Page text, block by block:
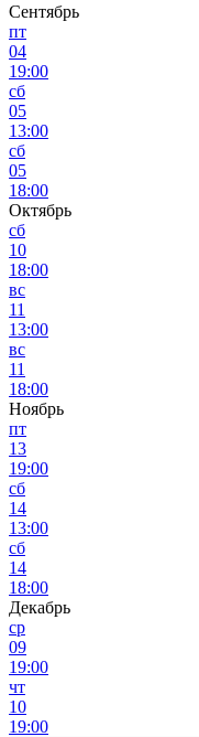
Сентябрь
пт
04
19:00
сб
05
13:00
сб
05
18:00
Октябрь
сб
10
18:00
вс
11
13:00
вс
11
18:00
Ноябрь
пт
13
19:00
сб
14
13:00
сб
14
18:00
Декабрь
ср
09
19:00
чт
10
19:00